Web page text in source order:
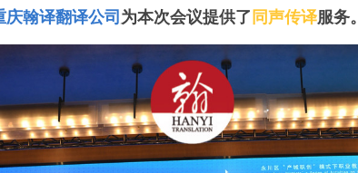
庆翰译翻译公司 为本次会议提供了 同声传译服务。